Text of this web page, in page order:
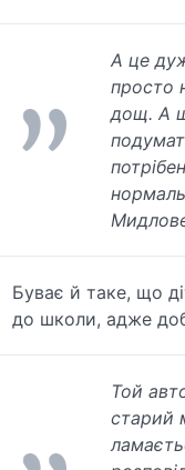
А це
просто
дощ. А
Буває й таке, що
до школи, адже
Той
старий